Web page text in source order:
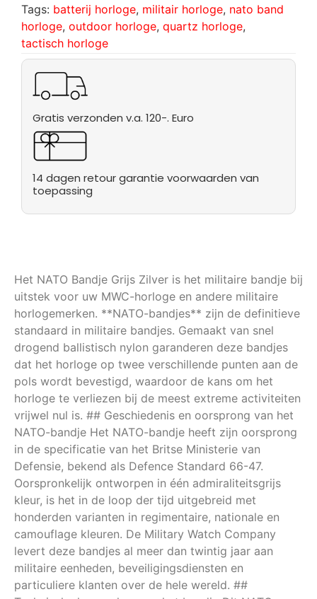
Tags: batterij horloge, militair horloge, nato band
horloge, outdoor horloge, quartz horloge,
tactisch horloge
Gratis verzonden v.a. 120-. Euro
14 dagen retour garantie voorwaarden van
toepassing
Het NATO Bandje Grijs Zilver is het militaire bandje bij
uitstek voor uw MWC-horloge en andere militaire
horlogemerken. **NATO-bandjes** zijn de definitieve
standaard in militaire bandjes. Gemaakt van snel
drogend ballistisch nylon garanderen deze bandjes
dat het horloge op twee verschillende punten aan de
pols wordt bevestigd, waardoor de kans om het
horloge te verliezen bij de meest extreme activiteiten
vrijwel nul is. ## Geschiedenis en oorsprong van het
NATO-bandje Het NATO-bandje heeft zijn oorsprong
in de specificatie van het Britse Ministerie van
Defensie, bekend als Defence Standard 66-47.
Oorspronkelijk ontworpen in één admiraliteitsgrijs
kleur, is het in de loop der tijd uitgebreid met
honderden varianten in regimentaire, nationale en
camouflage kleuren. De Military Watch Company
levert deze bandjes al meer dan twintig jaar aan
militaire eenheden, beveiligingsdiensten en
particuliere klanten over de hele wereld. ##